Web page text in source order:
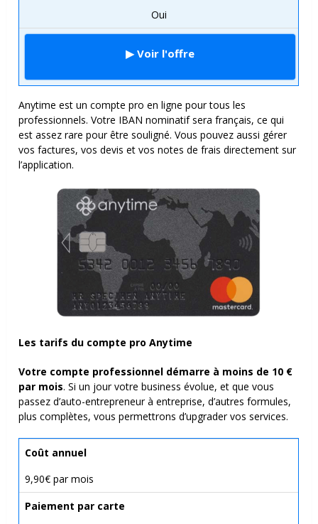
Oui
▶ Voir l'offre
Anytime est un compte pro en ligne pour tous les
professionnels. Votre IBAN nominatif sera français, ce qui
est assez rare pour être souligné. Vous pouvez aussi gérer
vos factures, vos devis et vos notes de frais directement sur
l’application.
Les tarifs du compte pro Anytime
Votre compte professionnel démarre à moins de 10 €
par mois. Si un jour votre business évolue, et que vous
passez d’auto-entrepreneur à entreprise, d’autres formules,
plus complètes, vous permettrons d’upgrader vos services.
Coût annuel
9,90€ par mois
Paiement par carte